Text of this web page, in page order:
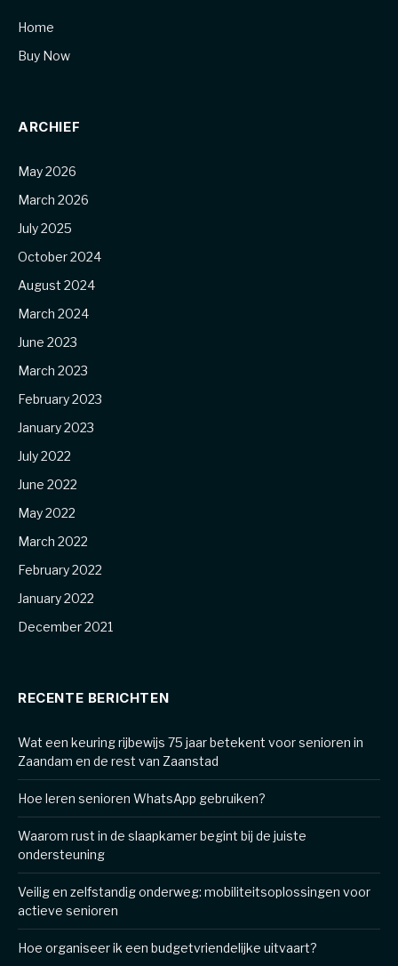
Home
Buy Now
ARCHIEF
May 2026
March 2026
July 2025
October 2024
August 2024
March 2024
June 2023
March 2023
February 2023
January 2023
July 2022
June 2022
May 2022
March 2022
February 2022
January 2022
December 2021
RECENTE BERICHTEN
Wat een keuring rijbewijs 75 jaar betekent voor senioren in
Zaandam en de rest van Zaanstad
Hoe leren senioren WhatsApp gebruiken?
Waarom rust in de slaapkamer begint bij de juiste
ondersteuning
Veilig en zelfstandig onderweg: mobiliteitsoplossingen voor
actieve senioren
Hoe organiseer ik een budgetvriendelijke uitvaart?